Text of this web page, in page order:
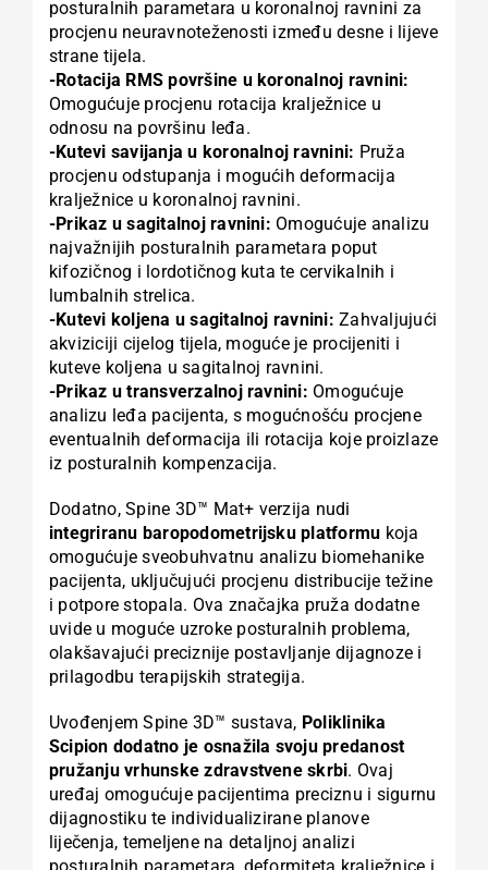
posturalnih parametara u koronalnoj ravnini za
procjenu neuravnoteženosti između desne i lijeve
strane tijela.
-Rotacija RMS površine u koronalnoj ravnini:
Omogućuje procjenu rotacija kralježnice u
odnosu na površinu leđa.
-Kutevi savijanja u koronalnoj ravnini: Pruža
procjenu odstupanja i mogućih deformacija
kralježnice u koronalnoj ravnini.
-Prikaz u sagitalnoj ravnini: Omogućuje analizu
najvažnijih posturalnih parametara poput
kifozičnog i lordotičnog kuta te cervikalnih i
lumbalnih strelica.
-Kutevi koljena u sagitalnoj ravnini: Zahvaljujući
akviziciji cijelog tijela, moguće je procijeniti i
kuteve koljena u sagitalnoj ravnini.
-Prikaz u transverzalnoj ravnini: Omogućuje
analizu leđa pacijenta, s mogućnošću procjene
eventualnih deformacija ili rotacija koje proizlaze
iz posturalnih kompenzacija.
Dodatno, Spine 3D™ Mat+ verzija nudi
integriranu baropodometrijsku platformu koja
omogućuje sveobuhvatnu analizu biomehanike
pacijenta, uključujući procjenu distribucije težine
i potpore stopala. Ova značajka pruža dodatne
uvide u moguće uzroke posturalnih problema,
olakšavajući preciznije postavljanje dijagnoze i
prilagodbu terapijskih strategija.
Uvođenjem Spine 3D™ sustava, Poliklinika
Scipion dodatno je osnažila svoju predanost
pružanju vrhunske zdravstvene skrbi. Ovaj
uređaj omogućuje pacijentima preciznu i sigurnu
dijagnostiku te individualizirane planove
liječenja, temeljene na detaljnoj analizi